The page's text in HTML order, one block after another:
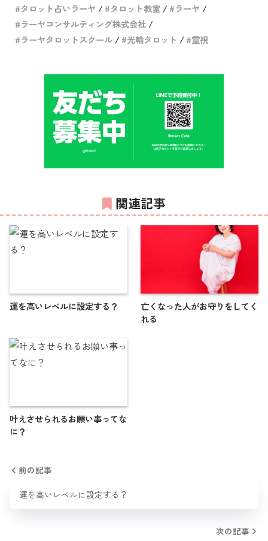
タロット占いラーヤ
タロット教室
ラーヤ
ラーヤコンサルティング株式会社
ラーヤタロットスクール
光輪タロット 霊視
関連記事
運を高いレベルに設定する？
亡くなった人がお守りをしてく
れる
叶えさせられるお願い事ってな
に？
前の記事
運を高いレベルに設定する？
次の記事